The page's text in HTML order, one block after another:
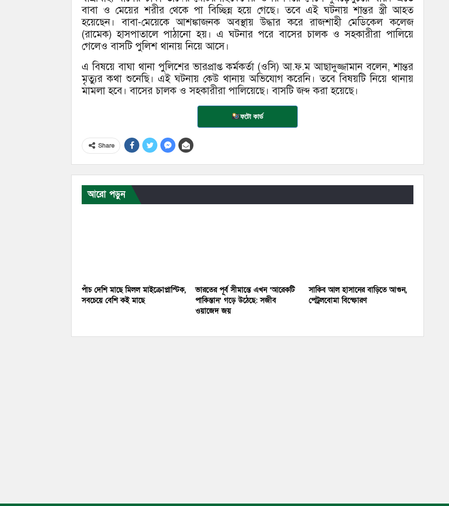
বাবা ও মেয়ের শরীর থেকে পা বিচ্ছিন্ন হয়ে গেছে। তবে এই ঘটনায় শান্তর স্ত্রী আহত
হয়েছেন। বাবা-মেয়েকে আশঙ্কাজনক অবস্থায় উদ্ধার করে রাজশাহী মেডিকেল কলেজ
(রামেক) হাসপাতালে পাঠানো হয়। এ ঘটনার পরে বাসের চালক ও সহকারীরা পালিয়ে
গেলেও বাসটি পুলিশ থানায় নিয়ে আসে।
এ বিষয়ে বাঘা থানা পুলিশের ভারপ্রাপ্ত কর্মকর্তা (ওসি) আ.ফ.ম আছাদুজ্জামান বলেন, শান্তর
মৃত্যুর কথা শুনেছি। এই ঘটনায় কেউ থানায় অভিযোগ করেনি। তবে বিষয়টি নিয়ে থানায়
মামলা হবে। বাসের চালক ও সহকারীরা পালিয়েছে। বাসটি জব্দ করা হয়েছে।
ফটো কার্ড
Share
আরো পড়ুন
পাঁচ দেশি মাছে মিলল মাইক্রোপ্লাস্টিক,
সবচেয়ে বেশি কই মাছে
ভারতের পূর্ব সীমান্তে এখন ‘আরেকটি
পাকিস্তান’ গড়ে উঠেছে: সজীব
ওয়াজেদ জয়
সাকিব আল হাসানের বাড়িতে আগুন,
পেট্রলবোমা বিস্ফোরণ